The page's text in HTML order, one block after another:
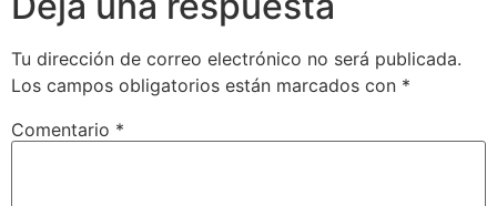
Tu dirección de correo electrónico no será publicada.
Los campos obligatorios están marcados con *
Comentario *